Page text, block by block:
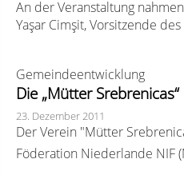
An der Veranstaltung
Yaşar Cimşit, Vorsitzende
Gemeindeentwicklung
Die „Mütter
23. Dezember 2011
Der Verein "Mütter
Föderation Niederlande NIF